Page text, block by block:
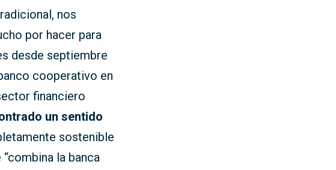
nos
por hacer para
desde septiembre
cooperativo en
financiero
un sentido
sostenible
la banca